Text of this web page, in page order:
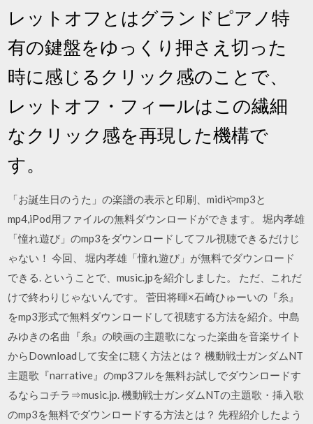
レットオフとはグランドピアノ特
有の鍵盤をゆっくり押さえ切った
時に感じるクリック感のことで、
レットオフ・フィールはこの繊細
なクリック感を再現した機構で
す。
「お誕生日のうた」の楽譜の表示と印刷、midiやmp3と
mp4,iPod用ファイルの無料ダウンロードができます。 堀内孝雄
「憧れ遊び」のmp3をダウンロードしてフル視聴できるだけじ
ゃない！ 今回、 堀内孝雄「憧れ遊び」が無料でダウンロード
できる. ということで、music.jpを紹介しました。 ただ、これだ
けで終わりじゃないんです。 菅田将暉×石崎ひゅーいの『糸』
をmp3形式で無料ダウンロードして視聴する方法を紹介。中島
みゆきの名曲『糸』の映画の主題歌になった楽曲を音楽サイト
からDownloadして安全に聴く方法とは？ 機動戦士ガンダムNT
主題歌『narrative』のmp3フルを無料お試しでダウンロードす
るならコチラ⇒music.jp. 機動戦士ガンダムNTの主題歌・挿入歌
のmp3を無料でダウンロードする方法とは？ 先程紹介したよう